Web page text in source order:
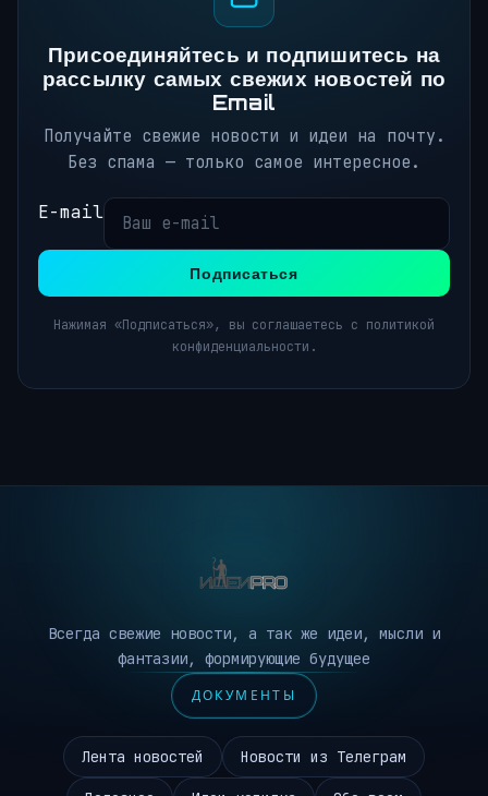
Присоединяйтесь и подпишитесь на
рассылку самых свежих новостей по
Email
Получайте свежие новости и идеи на почту.
Без спама — только самое интересное.
E-mail
Подписаться
Нажимая «Подписаться», вы соглашаетесь с политикой
конфиденциальности.
Всегда свежие новости, а так же идеи, мысли и
фантазии, формирующие будущее
ДОКУМЕНТЫ
Лента новостей Новости из Телеграм